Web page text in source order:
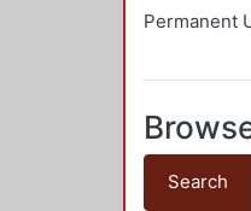
Permanent
Search